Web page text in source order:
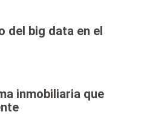
del big data en el
inmobiliaria que